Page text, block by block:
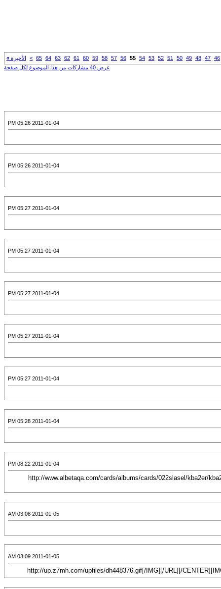
46
47
48
49
50
51
52
53
54
55
56
57
58
59
60
61
62
63
64
65
> الأخيرة »
عرض 40 مشاركات من هذا الموضوع لكل صفحة
2011-01-04 05:26 PM
2011-01-04 05:26 PM
2011-01-04 05:27 PM
2011-01-04 05:27 PM
2011-01-04 05:27 PM
2011-01-04 05:27 PM
2011-01-04 05:27 PM
2011-01-04 05:28 PM
2011-01-04 08:22 PM
[CENTER][URL="http://albetaqa.com/cards/displayimage.php?pos=-2433"][IMG]http://www.albetaqa.com/cards/albums/cards/022slasel/
2011-01-05 03:08 AM
2011-01-05 03:09 AM